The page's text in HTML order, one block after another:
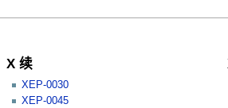
X 续
XEP-0030
XEP-0045